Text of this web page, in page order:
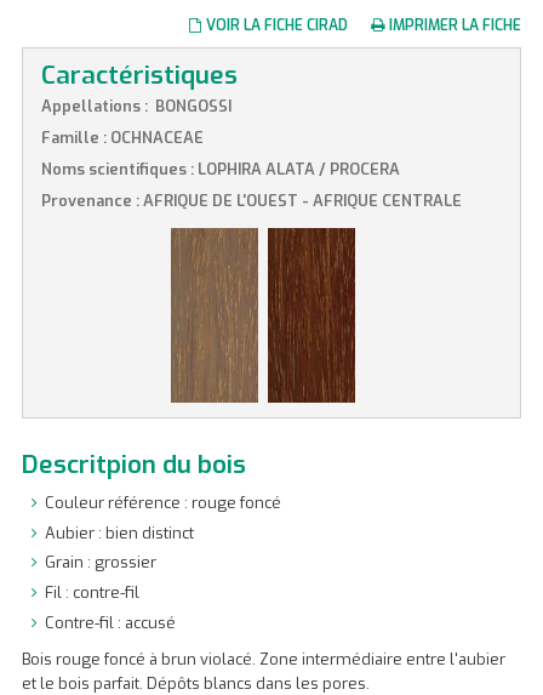
VOIR LA FICHE CIRAD IMPRIMER LA FICHE
Caractéristiques
Appellations : BONGOSSI
Famille : OCHNACEAE
Noms scientifiques : LOPHIRA ALATA / PROCERA
Provenance : AFRIQUE DE L'OUEST - AFRIQUE CENTRALE
Descritpion du bois
Couleur référence : rouge foncé
Aubier : bien distinct
Grain : grossier
Fil : contre-fil
Contre-fil : accusé
Bois rouge foncé à brun violacé. Zone intermédiaire entre l'aubier
et le bois parfait. Dépôts blancs dans les pores.